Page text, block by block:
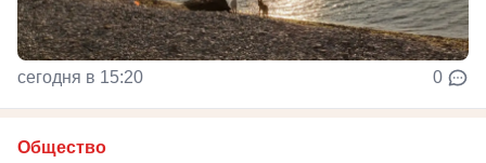
сегодня в 15:20 0
Общество